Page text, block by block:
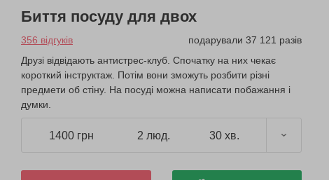
Биття посуду для двох
356 відгуків
подарували 37 121 разів
Друзі відвідають антистрес-клуб. Спочатку на них чекає
короткий інструктаж. Потім вони зможуть розбити різні
предмети об стіну. На посуді можна написати побажання і
думки.
1400 грн 2 люд. 30 хв.